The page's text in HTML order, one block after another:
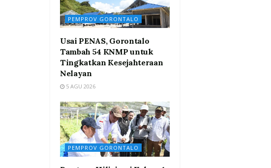
PEMPROV GORONTALO
Usai PENAS, Gorontalo
Tambah 54 KNMP untuk
Tingkatkan Kesejahteraan
Nelayan
5 AGU 2026
PEMPROV GORONTALO